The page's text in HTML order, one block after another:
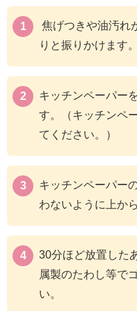
焦げつきや油汚れ
りと振りかけます。
キッチンペーパー
す。（キッチンペ
てください。）
キッチンペーパー
わないように上か
30分ほど放置した
属製のたわし等で
い。